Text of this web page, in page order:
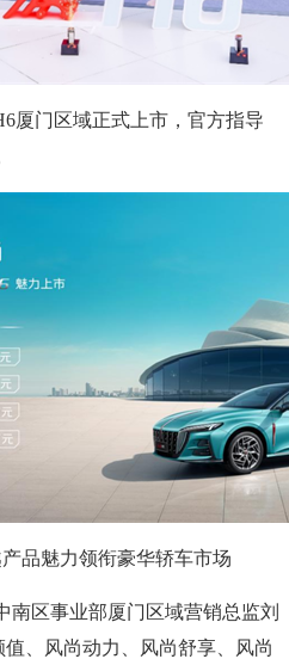
门区域正式上市，官方指导
魅力领衔豪华轿车市场
区事业部厦门区域营销总监刘
、风尚动力、风尚舒享、风尚